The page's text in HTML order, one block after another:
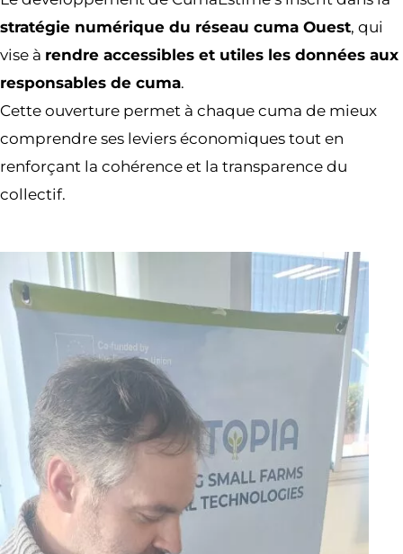
stratégie numérique du réseau cuma Ouest, qui
vise à rendre accessibles et utiles les données aux
responsables de cuma.
Cette ouverture permet à chaque cuma de mieux
comprendre ses leviers économiques tout en
renforçant la cohérence et la transparence du
collectif.